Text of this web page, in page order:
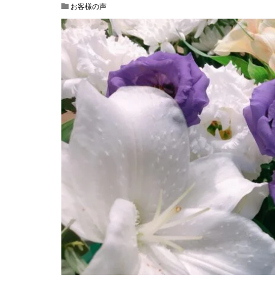
オプションプラン
お客様の声